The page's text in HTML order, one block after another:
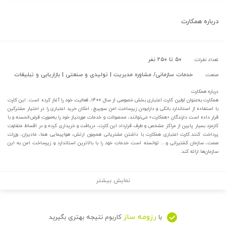
درباره همکارت
تعداد نفرات: ۵۰ تا ۲۵۰ نفر
صنعت: خدمات سازمانی/ مشاوره مدیریت | تولیدی و صنعتی | بازاریابی و تبلیغات
درباره همکارت
همکارت به‌عنوان اولین کارت اعتباری بخش خصوصی از سال ۱۴۰۰، فعالیت خود را آغاز کرده است. این کارت
با استفاده از استاندارد بانکی و دارابودن زیرساخت امن سوییچ، امکان خرید اعتباری را در اختیار مشترکین
قرار داده است.دارندگان «همکارت» می‌توانند، محصولات و خدمات موردنیاز خود را به‌صورت قرض‌الحسنه و با
کارمزد بسیار پایین از مراکز مشخص و طرف قرارداد این کارت، دریافت و خریداری کرده و در اقساط متفاوت
پرداخت کنند.کارت اعتباری همکارت با داشتن مشتریانی همچون ارتش، هواپیمایی هما، مادیران، وزرات
صمت، سازمان کشتیرانی و… توانسته است خدمات خود را با بالاترین استاندارد و زیرساخت امن به این
سازمان‌ها ارائه کند.
نمایش بیشتر
با رزومه ساز کاربوم نتیجه بهتری بگیرید